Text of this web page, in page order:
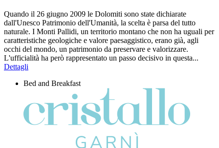
Quando il 26 giugno 2009 le Dolomiti sono state dichiarate
dall'Unesco Patrimonio dell'Umanità, la scelta è parsa del tutto
naturale. I Monti Pallidi, un territorio montano che non ha uguali per
caratteristiche geologiche e valore paesaggistico, erano già, agli
occhi del mondo, un patrimonio da preservare e valorizzare.
L'ufficialità ha però rappresentato un passo decisivo in questa...
Dettagli
Bed and Breakfast